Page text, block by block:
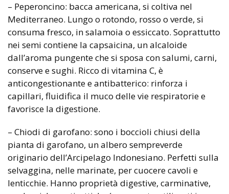
– Peperoncino: bacca americana, si coltiva nel
Mediterraneo. Lungo o rotondo, rosso o verde, si
consuma fresco, in salamoia o essiccato. Soprattutto
nei semi contiene la capsaicina, un alcaloide
dall’aroma pungente che si sposa con salumi, carni,
conserve e sughi. Ricco di vitamina C, è
anticongestionante e antibatterico: rinforza i
capillari, fluidifica il muco delle vie respiratorie e
favorisce la digestione.
– Chiodi di garofano: sono i boccioli chiusi della
pianta di garofano, un albero sempreverde
originario dell’Arcipelago Indonesiano. Perfetti sulla
selvaggina, nelle marinate, per cuocere cavoli e
lenticchie. Hanno proprietà digestive, carminative,